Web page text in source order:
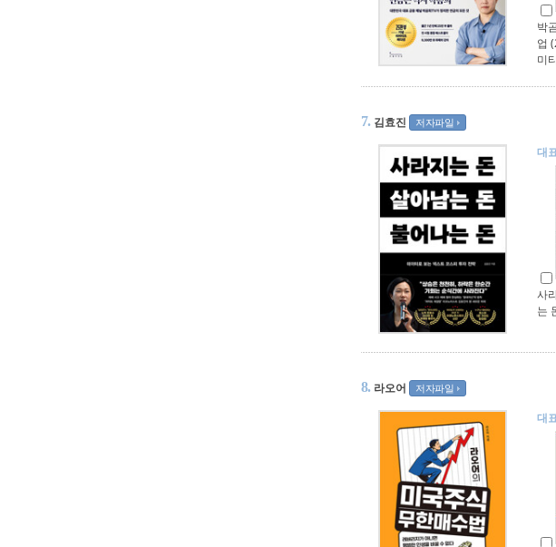
박
업
미
7. 김효진 저자파일
대
사
는
8. 라오어 저자파일
대